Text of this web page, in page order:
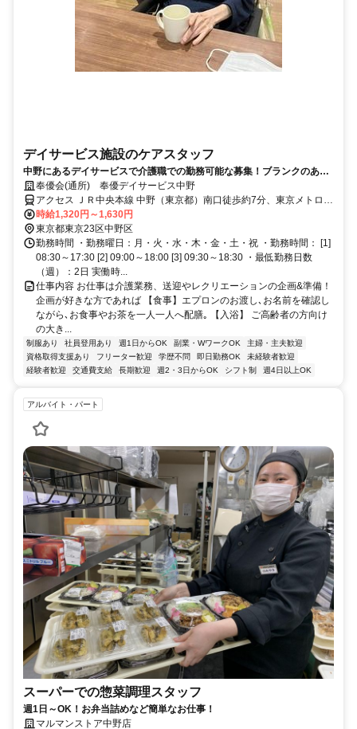
デイサービス施設のケアスタッフ
中野にあるデイサービスで介護職での勤務可能な募集！ブランクのある
方も未経験者も大歓迎
奉優会(通所) 奉優デイサービス中野
アクセス ＪＲ中央本線 中野（東京都）南口徒歩約7分、東京メトロ丸
ノ内線 東高円寺3番口徒歩約11分
時給1,320円～1,630円
東京都東京23区中野区
勤務時間 ・勤務曜日：月・火・水・木・金・土・祝 ・勤務時間： [1]
08:30～17:30 [2] 09:00～18:00 [3] 09:30～18:30 ・最低勤務日数
（週）：2日 実働時...
仕事内容 お仕事は介護業務、送迎やレクリエーションの企画&準備！
企画が好きな方であれば 【食事】エプロンのお渡し､お名前を確認し
ながら､お食事やお茶を一人一人へ配膳｡ 【入浴】 ご高齢者の方向け
の大き...
制服あり 社員登用あり 週1日からOK 副業・WワークOK
主婦・主夫歓迎
資格取得支援あり
フリーター歓迎 学歴不問 即日勤務OK
未経験者歓迎
経験者歓迎
交通費支給 長期歓迎 週2・3日からOK シフト制 週4日以上OK
アルバイト・パート
スーパーでの惣菜調理スタッフ
週1日～OK！お弁当詰めなど簡単なお仕事！
マルマンストア中野店